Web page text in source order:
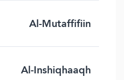
Al-Mutaffifiin
Al-Inshiqhaaqh